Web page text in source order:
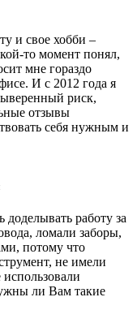
и свое хобби –
то момент понял,
мне гораздо
И с 2012 года я
риск,
отзывы
себя нужным и
работу за
ломали заборы,
потому что
не имели
ли Вам такие